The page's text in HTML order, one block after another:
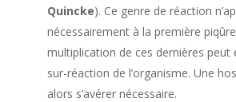
Quincke). Ce genre de réaction
nécessairement à la première
multiplication de ces dernières peut
sur-réaction de l’organisme. Une
alors s’avérer nécessaire.